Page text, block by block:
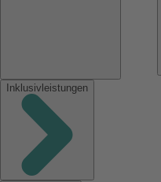
Inklusivleistungen